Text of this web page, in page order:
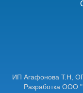
ИП Агафонова Т.Н,
Разработка ООО